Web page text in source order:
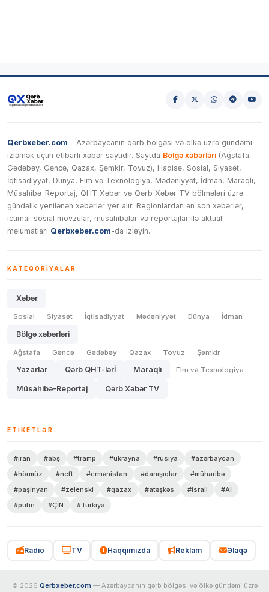
Qerbxeber.com – Azərbaycanın qərb bölgəsi və ölkə üzrə gündəmi
izləmək üçün etibarlı xəbər saytıdır. Saytda Bölgə xəbərləri (Ağstafa,
Gədəbəy, Gəncə, Qazax, Şəmkir, Tovuz), Hadisə, Sosial, Siyasət,
İqtisadiyyat, Dünya, Elm və Texnologiya, Mədəniyyət, İdman, Maraqlı,
Müsahibə-Reportaj, QHT Xəbər və Qərb Xəbər TV bölmələri üzrə
gündəlik yenilənən xəbərlər yer alır. Regionlardan ən son xəbərlər,
ictimai-sosial mövzular, müsahibələr və reportajlar ilə aktual
məlumatları Qerbxeber.com-da izləyin.
KATEQORIYALAR
Xəbər
Sosial Siyasət İqtisadiyyat Mədəniyyət Dünya İdman
Bölgə xəbərləri
Ağstafa Gəncə Gədəbəy Qazax Tovuz Şəmkir
Yazarlar Qərb QHT-lərİ Maraqlı Elm və Texnologiya
Müsahibə-Reportaj Qərb Xəbər TV
ETIKETLƏR
#iran #abş #tramp #ukrayna #rusiya
#azərbaycan
#hörmüz
#neft #ermənistan #danışıqlar
#müharibə
#paşinyan
#zelenski #qazax #atəşkəs #israil
#Aİ
#putin
#ÇİN #Türkiyə
Radio TV Haqqımızda Reklam Əlaqə
© 2026 Qerbxeber.com — Azərbaycanın qərb bölgəsi və ölkə gündəmi üzrə